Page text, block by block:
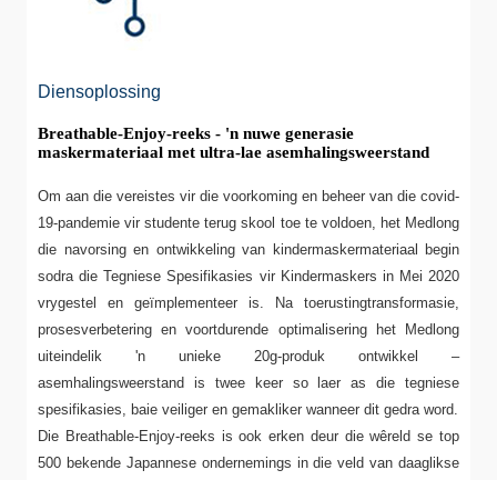
Diensoplossing
Breathable-Enjoy-reeks - 'n nuwe generasie
maskermateriaal met ultra-lae asemhalingsweerstand
Om aan die vereistes vir die voorkoming en beheer van die covid-
19-pandemie vir studente terug skool toe te voldoen, het Medlong
die navorsing en ontwikkeling van kindermaskermateriaal begin
sodra die Tegniese Spesifikasies vir Kindermaskers in Mei 2020
vrygestel en geïmplementeer is. Na toerustingtransformasie,
prosesverbetering en voortdurende optimalisering het Medlong
uiteindelik 'n unieke 20g-produk ontwikkel –
asemhalingsweerstand is twee keer so laer as die tegniese
spesifikasies, baie veiliger en gemakliker wanneer dit gedra word.
Die Breathable-Enjoy-reeks is ook erken deur die wêreld se top
500 bekende Japannese ondernemings in die veld van daaglikse